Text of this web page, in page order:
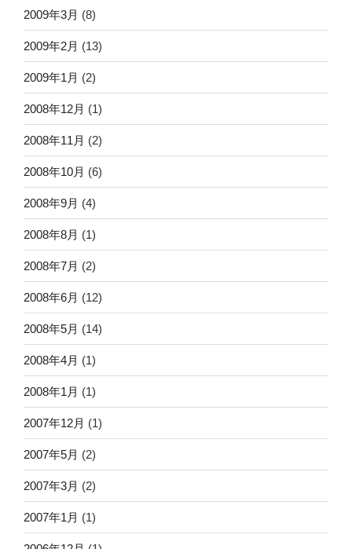
2009年3月 (8)
2009年2月 (13)
2009年1月 (2)
2008年12月 (1)
2008年11月 (2)
2008年10月 (6)
2008年9月 (4)
2008年8月 (1)
2008年7月 (2)
2008年6月 (12)
2008年5月 (14)
2008年4月 (1)
2008年1月 (1)
2007年12月 (1)
2007年5月 (2)
2007年3月 (2)
2007年1月 (1)